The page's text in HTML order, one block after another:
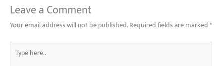
Leave a Comment
Your email address will not be published.Required fields are marked*
here..